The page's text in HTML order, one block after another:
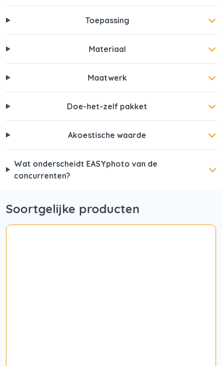
Toepassing
Materiaal
Maatwerk
Doe-het-zelf pakket
Akoestische waarde
Wat onderscheidt EASYphoto van de
concurrenten?
Soortgelijke producten